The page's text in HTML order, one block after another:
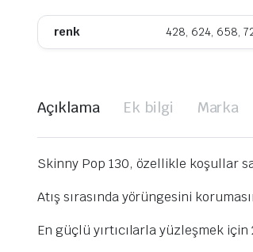
renk 428, 624, 658,
Açıklama Ek bilgi Marka
Skinny Pop 130, özellikle koşullar
Atış sırasında yörüngesini
En güçlü yırtıcılarla yüzleşmek